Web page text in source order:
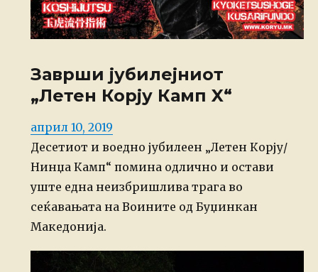
Заврши јубилејниот
„Летен Корју Камп X“
Posted
on
април 10, 2019
Десетиот и воедно јубилеен „Летен Корју/
Нинџа Камп“ помина одлично и остави
уште една неизбришлива трага во
сеќавањата на Воините од Буџинкан
Македонија.